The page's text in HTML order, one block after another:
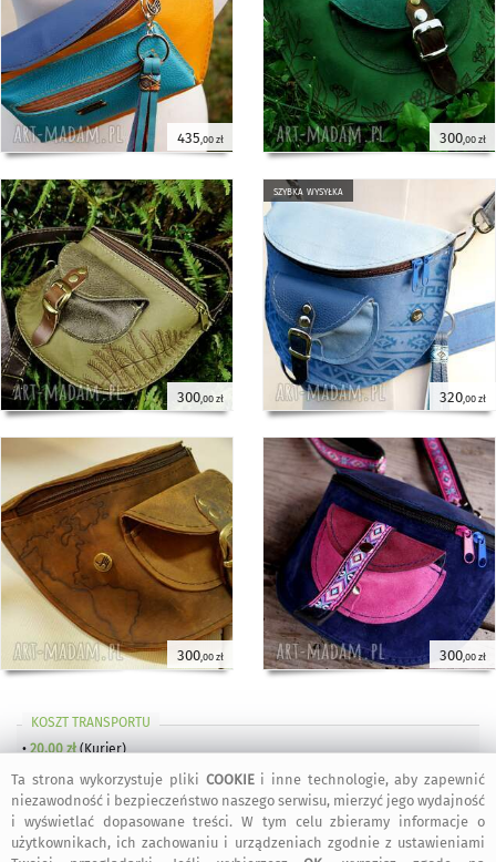
435,00 zł 300,00 zł
300,00 zł
szybka wysyłka
320,00 zł
300,00 zł 300,00 zł
KOSZT TRANSPORTU
• 20,00 zł(Kurier)
dogodny typ przesyłki wybierzesz w trakcie składania zamówienia
W przypadku zamawianiawięcej niż jednegoprzedmiotu Projektanta
Czajkaczajkanaliczony zostaniewyłącznie jeden koszt transportu
(przedmioty wysłane zostaną w jednej przesyłce)
Ta strona wykorzystuje pliki COOKIEi inne technologie, aby zapewnić
niezawodność i bezpieczeństwo naszego serwisu, mierzyć jego wydajność
i wyświetlać dopasowane treści. W tym celu zbieramy informacje o
użytkownikach, ich zachowaniu i urządzeniach zgodnie z ustawieniami